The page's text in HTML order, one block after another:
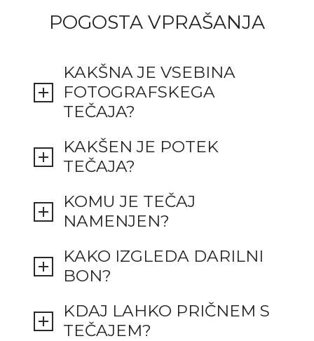
POGOSTA VPRAŠANJA
KAKŠNA JE VSEBINA
FOTOGRAFSKEGA
TEČAJA?
KAKŠEN JE POTEK
TEČAJA?
KOMU JE TEČAJ
NAMENJEN?
KAKO IZGLEDA DARILNI
BON?
KDAJ LAHKO PRIČNEM S
TEČAJEM?